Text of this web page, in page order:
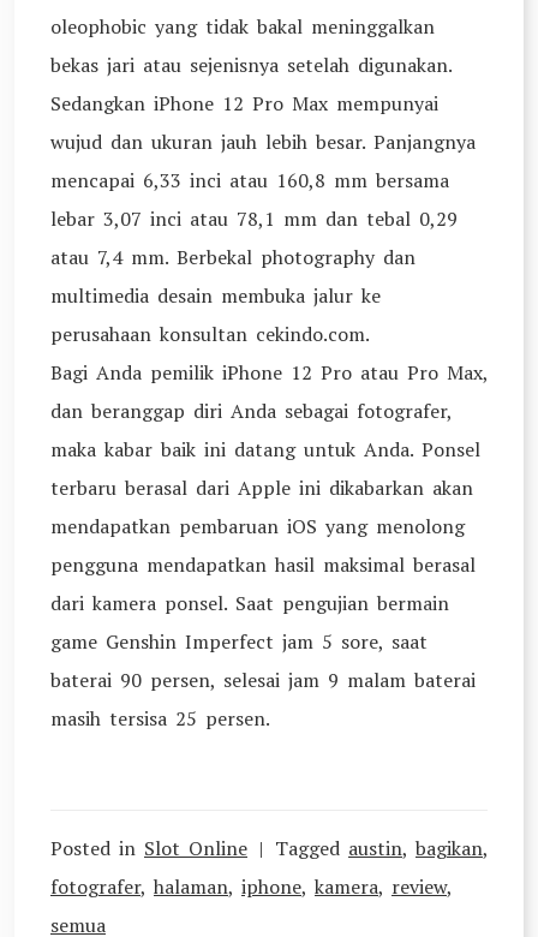
oleophobic yang tidak bakal meninggalkan
bekas jari atau sejenisnya setelah digunakan.
Sedangkan iPhone 12 Pro Max mempunyai
wujud dan ukuran jauh lebih besar. Panjangnya
mencapai 6,33 inci atau 160,8 mm bersama
lebar 3,07 inci atau 78,1 mm dan tebal 0,29
atau 7,4 mm. Berbekal photography dan
multimedia desain membuka jalur ke
perusahaan konsultan cekindo.com.
Bagi Anda pemilik iPhone 12 Pro atau Pro Max,
dan beranggap diri Anda sebagai fotografer,
maka kabar baik ini datang untuk Anda. Ponsel
terbaru berasal dari Apple ini dikabarkan akan
mendapatkan pembaruan iOS yang menolong
pengguna mendapatkan hasil maksimal berasal
dari kamera ponsel. Saat pengujian bermain
game Genshin Imperfect jam 5 sore, saat
baterai 90 persen, selesai jam 9 malam baterai
masih tersisa 25 persen.
Posted in Slot Online Tagged austin, bagikan,
fotografer, halaman, iphone, kamera, review,
semua